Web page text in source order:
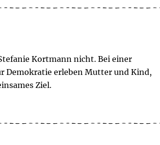
Kortmann nicht. Bei einer
Demokratie erleben Mutter und Kind,
Ziel.